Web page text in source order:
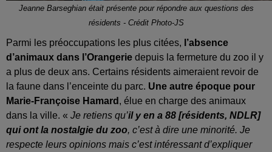
Jeanne Barseghian était présente pour répondre aux questions des
résidents - Crédit Photo-JS
Parmi les préoccupations les plus citées, l’absence
d’animaux dans l’Orangerie depuis la fermeture du zoo il y
a plus de deux ans. Certains résidents aimeraient revoir de
la faune dans l’enceinte du parc. Une autre époque pour
Marie-Françoise Hamard , élue en charge des animaux
dans la ville. « Je retiens qu’il y en a 88 [résidents, NDLR]
qui ont la nostalgie du zoo, c’est à dire une minorité. Je
respecte leurs opinions mais c’est intéressant d’expliquer